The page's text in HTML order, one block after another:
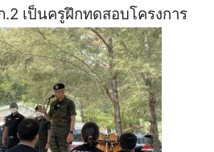
เป็นครูฝึกทดสอบโครงการ